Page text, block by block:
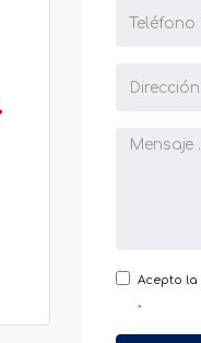
Teléfono
Mensaje
Acepto la